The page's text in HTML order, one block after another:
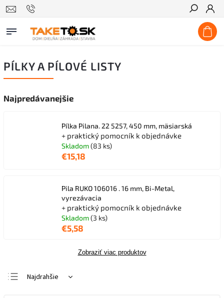
Hľadať
PÍLKY A PÍLOVÉ LISTY
Najpredávanejšie
Pílka Pilana. 22 5257, 450 mm, mäsiarská
+ praktický pomocník k objednávke
Skladom(83 ks)
€15,18
Pila RUKO 106016 . 16 mm, Bi-Metal,
vyrezávacia
+ praktický pomocník k objednávke
Skladom(3 ks)
€5,58
Zobraziť viac produktov
Najdrahšie